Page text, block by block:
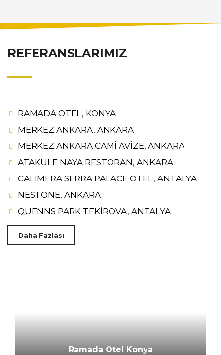
REFERANSLARIMIZ
RAMADA OTEL, KONYA
MERKEZ ANKARA, ANKARA
MERKEZ ANKARA CAMİ AVİZE, ANKARA
ATAKULE NAYA RESTORAN, ANKARA
CALIMERA SERRA PALACE OTEL, ANTALYA
NESTONE, ANKARA
QUENNS PARK TEKİROVA, ANTALYA
Daha Fazlası
Ramada Otel Konya
Merkez Ankara
CALIMERA SERRA PALACE OTEL